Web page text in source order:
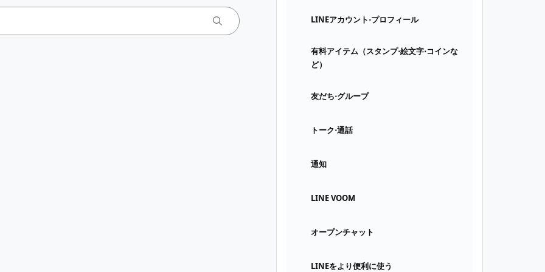
LINEアカウント⋅プロフィール
有料アイテム（スタンプ⋅絵文字⋅コインな
ど）
友だち⋅グループ
トーク⋅通話
通知
LINE VOOM
オープンチャット
LINEをより便利に使う